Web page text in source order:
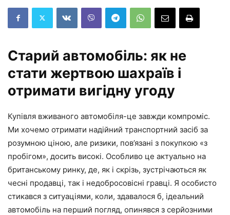
Старий автомобіль: як не
стати жертвою шахраїв і
отримати вигідну угоду
Купівля вживаного автомобіля-це завжди компроміс.
Ми хочемо отримати надійний транспортний засіб за
розумною ціною, але ризики, пов’язані з покупкою «з
пробігом», досить високі. Особливо це актуально на
британському ринку, де, як і скрізь, зустрічаються як
чесні продавці, так і недобросовісні гравці. Я особисто
стикався з ситуаціями, коли, здавалося б, ідеальний
автомобіль на перший погляд, опинявся з серйозними